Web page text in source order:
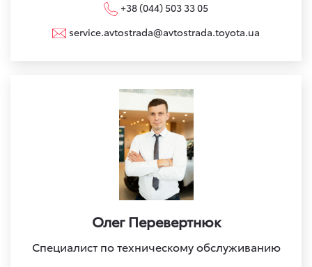
+38 (044) 503 33 05
service.avtostrada@avtostrada.toyota.ua
Олег Перевертнюк
Специалист по техническому обслуживанию